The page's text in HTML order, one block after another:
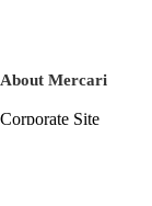
About Mercari
Corporate Site